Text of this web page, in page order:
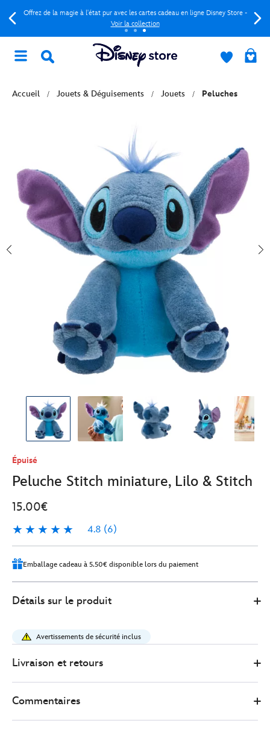
Offrez de la magie à l'état pur avec les cartes cadeau en ligne Disney Store -
Voir la collection
Accueil Jouets & Déguisements Jouets Peluches
Épuisé
Peluche Stitch miniature, Lilo & Stitch
15.00€
4.8 (6)
4.8
6
Emballage cadeau à 5.50€ disponible lors du paiement
15.00
miniature-
lilo-
415178114792.html
http://schema.org/OutOfStock
Détails sur le produit
Avertissements de sécurité inclus
Livraison et retours
Commentaires